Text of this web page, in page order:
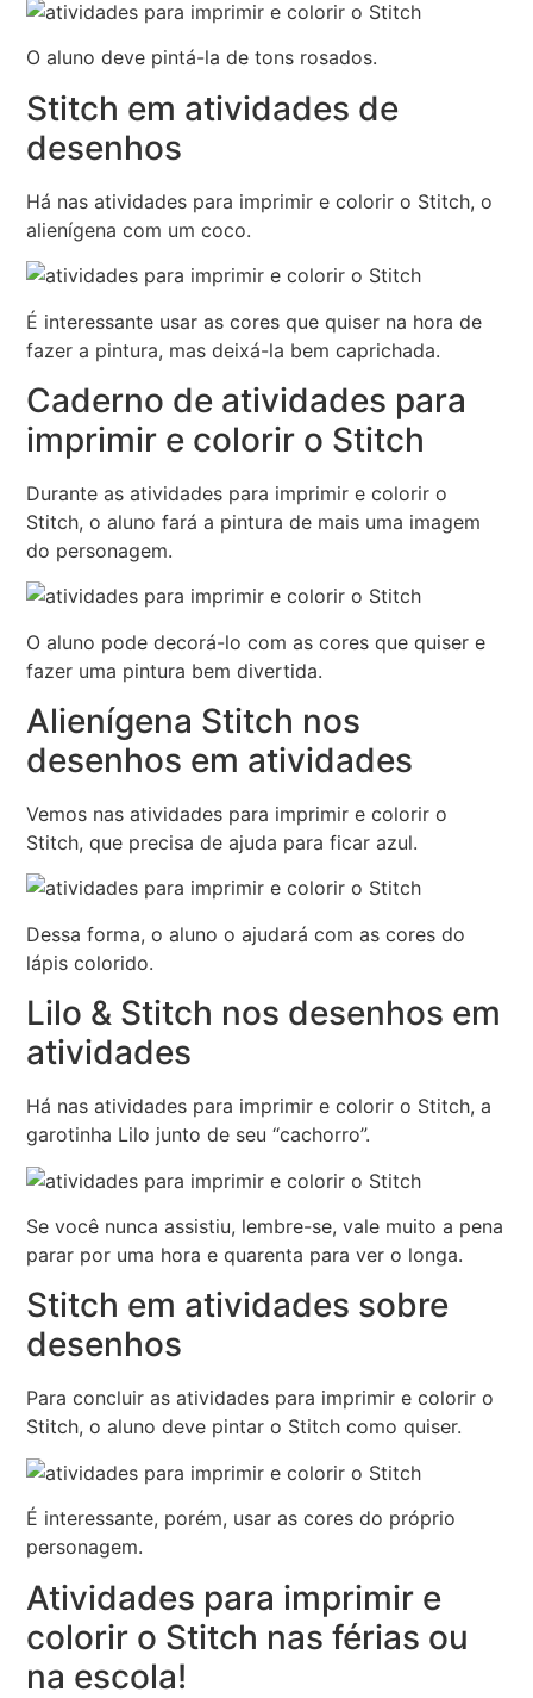
O aluno deve pintá-la de tons rosados.
Stitch em atividades de
desenhos
Há nas atividades para imprimir e colorir o Stitch, o
alienígena com um coco.
É interessante usar as cores que quiser na hora de
fazer a pintura, mas deixá-la bem caprichada.
Caderno de atividades para
imprimir e colorir o Stitch
Durante as atividades para imprimir e colorir o
Stitch, o aluno fará a pintura de mais uma imagem
do personagem.
O aluno pode decorá-lo com as cores que quiser e
fazer uma pintura bem divertida.
Alienígena Stitch nos
desenhos em atividades
Vemos nas atividades para imprimir e colorir o
Stitch, que precisa de ajuda para ficar azul.
Dessa forma, o aluno o ajudará com as cores do
lápis colorido.
Lilo & Stitch nos desenhos em
atividades
Há nas atividades para imprimir e colorir o Stitch, a
garotinha Lilo junto de seu “cachorro”.
Se você nunca assistiu, lembre-se, vale muito a pena
parar por uma hora e quarenta para ver o longa.
Stitch em atividades sobre
desenhos
Para concluir as atividades para imprimir e colorir o
Stitch, o aluno deve pintar o Stitch como quiser.
É interessante, porém, usar as cores do próprio
personagem.
Atividades para imprimir e
colorir o Stitch nas férias ou
na escola!